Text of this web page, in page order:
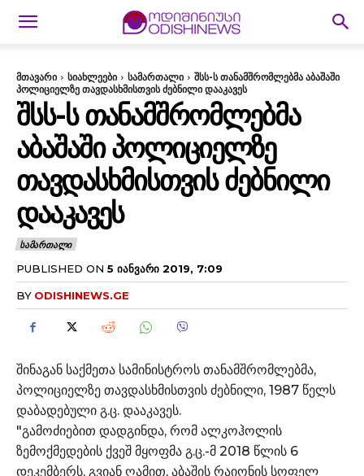
მთავარი სიახლეები სამართალი
შსს-ს თანამშრომლებმა აბაშაში
პოლიციელზე თავდასხმისთვის ძებნილი დააკავეს
ᲨᲡᲡ-Ს ᲗᲐᲜᲐᲛᲨᲠᲝᲛᲚᲔᲑᲛᲐ
ᲐᲑᲐᲨᲐᲨᲘ ᲞᲝᲚᲘᲪᲘᲔᲚᲖᲔ
ᲗᲐᲕᲓᲐᲡᲮᲛᲘᲡᲗᲕᲘᲡ ᲫᲔᲑᲜᲘᲚᲘ
ᲓᲐᲐᲙᲐᲕᲔᲡ
ᲡᲐᲛᲐᲠᲗᲐᲚᲘ
PUBLISHED ON 5 ᲘᲐᲜᲕᲐᲠᲘ 2019, 7:09
BY ODISHINEWS.GE
შინაგან საქმეთა სამინისტროს თანამშრომლებმა,
პოლიციელზე თავდასხმისთვის ძებნილი, 1987 წელს
დაბადებული გ.ც. დააკავეს.
"გამოძიებით დადგინდა, რომ ალკოჰოლის
ზემოქმედების ქვეშ მყოფმა გ.ც.-მ 2018 წლის 6
დეკემბერს, გვიან ღამით, აბაშის რაიონის სოფელ